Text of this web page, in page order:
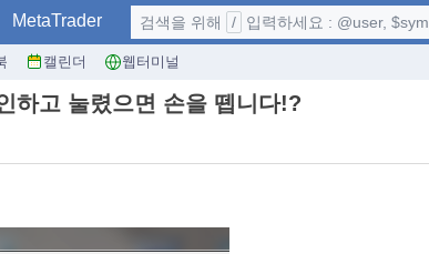
MetaTrader
캘린더 웹터미널
검색을 위해 / 입력하세요 : @user, $symbol, ...
하고 눌렸으면 손을 뗍니다!?